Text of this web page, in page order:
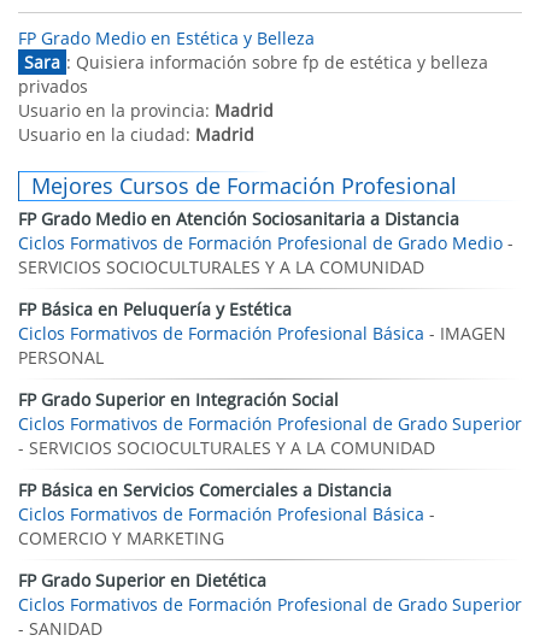
FP Grado Medio en Estética y Belleza
Sara : Quisiera información sobre fp de estética y belleza
privados
Usuario en la provincia: Madrid
Usuario en la ciudad: Madrid
Mejores Cursos de Formación Profesional
FP Grado Medio en Atención Sociosanitaria a Distancia
Ciclos Formativos de Formación Profesional de Grado Medio -
SERVICIOS SOCIOCULTURALES Y A LA COMUNIDAD
FP Básica en Peluquería y Estética
Ciclos Formativos de Formación Profesional Básica - IMAGEN
PERSONAL
FP Grado Superior en Integración Social
Ciclos Formativos de Formación Profesional de Grado Superior
- SERVICIOS SOCIOCULTURALES Y A LA COMUNIDAD
FP Básica en Servicios Comerciales a Distancia
Ciclos Formativos de Formación Profesional Básica -
COMERCIO Y MARKETING
FP Grado Superior en Dietética
Ciclos Formativos de Formación Profesional de Grado Superior
- SANIDAD